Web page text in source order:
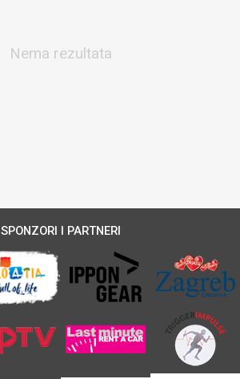
Nema rezultata
SPONZORI I PARTNERI